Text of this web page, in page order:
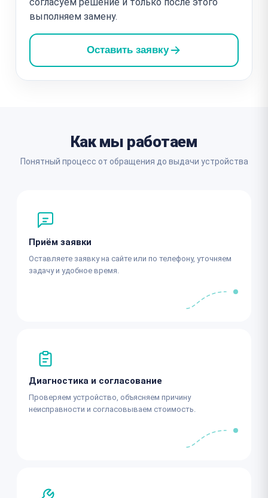
выполняем замену.
Оставить заявку
Как мы работаем
Понятный процесс от обращения до выдачи устройства
Приём заявки
Оставляете заявку на сайте или по телефону, уточняем
задачу и удобное время.
Диагностика и согласование
Проверяем устройство, объясняем причину
неисправности и согласовываем стоимость.